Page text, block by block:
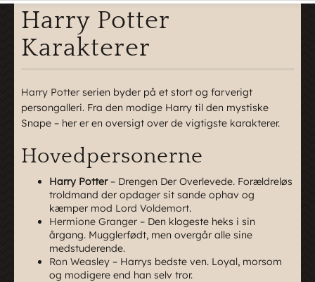
Harry Potter
Karakterer
Harry Potter serien byder på et stort og farverigt
persongalleri. Fra den modige Harry til den mystiske
Snape – her er en oversigt over de vigtigste karakterer.
Hovedpersonerne
Harry Potter– Drengen Der Overlevede. Forældreløs
troldmand der opdager sit sande ophav og
kæmper mod Lord Voldemort.
Hermione Granger – Den klogeste heks i sin
årgang. Mugglerfødt, men overgår alle sine
medstuderende.
Ron Weasley – Harrys bedste ven. Loyal, morsom
og modigere end han selv tror.